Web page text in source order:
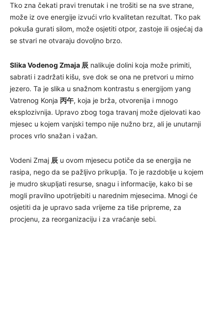
Tko zna čekati pravi trenutak i ne trošiti se na sve strane,
može iz ove energije izvući vrlo kvalitetan rezultat. Tko pak
pokuša gurati silom, može osjetiti otpor, zastoje ili osjećaj da
se stvari ne otvaraju dovoljno brzo.
Slika Vodenog Zmaja 辰 nalikuje dolini koja može primiti,
sabrati i zadržati kišu, sve dok se ona ne pretvori u mirno
jezero. Ta je slika u snažnom kontrastu s energijom yang
Vatrenog Konja 丙午, koja je brža, otvorenija i mnogo
eksplozivnija. Upravo zbog toga travanj može djelovati kao
mjesec u kojem vanjski tempo nije nužno brz, ali je unutarnji
proces vrlo snažan i važan.
Vodeni Zmaj 辰 u ovom mjesecu potiče da se energija ne
rasipa, nego da se pažljivo prikuplja. To je razdoblje u kojem
je mudro skupljati resurse, snagu i informacije, kako bi se
mogli pravilno upotrijebiti u narednim mjesecima. Mnogi će
osjetiti da je upravo sada vrijeme za tiše pripreme, za
procjenu, za reorganizaciju i za vraćanje sebi.